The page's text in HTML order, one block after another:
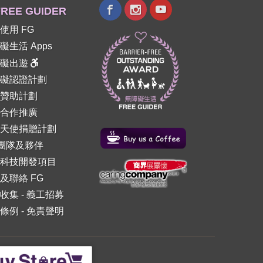
GUIDER
用 FG
生活 Apps
出遊
認證計劃
助計劃
作推廣
使捐贈計劃
隊及夥伴
技開發項目
聯絡 FG
集- 義工招募
例 - 免責聲明